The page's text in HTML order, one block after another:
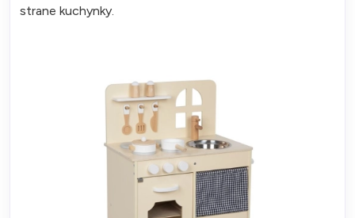
strane kuchynky.